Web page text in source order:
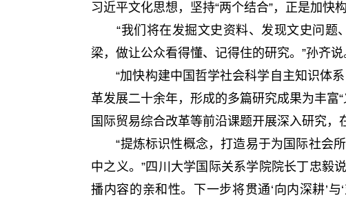
习近平文化思想，坚持“两个结合”，正是加快
“我们将在发掘文史资料、发现文史问题
梁，做让公众看得懂、记得住的研究。”孙齐说
“加快构建中国哲学社会科学自主知识体系
革发展二十余年，形成的多篇研究成果为丰富
国际贸易综合改革等前沿课题开展深入研究
“提炼标识性概念，打造易于为国际社会所
中之义。”四川大学国际关系学院院长丁忠毅
播内容的亲和性。下一步将贯通‘向内深耕’